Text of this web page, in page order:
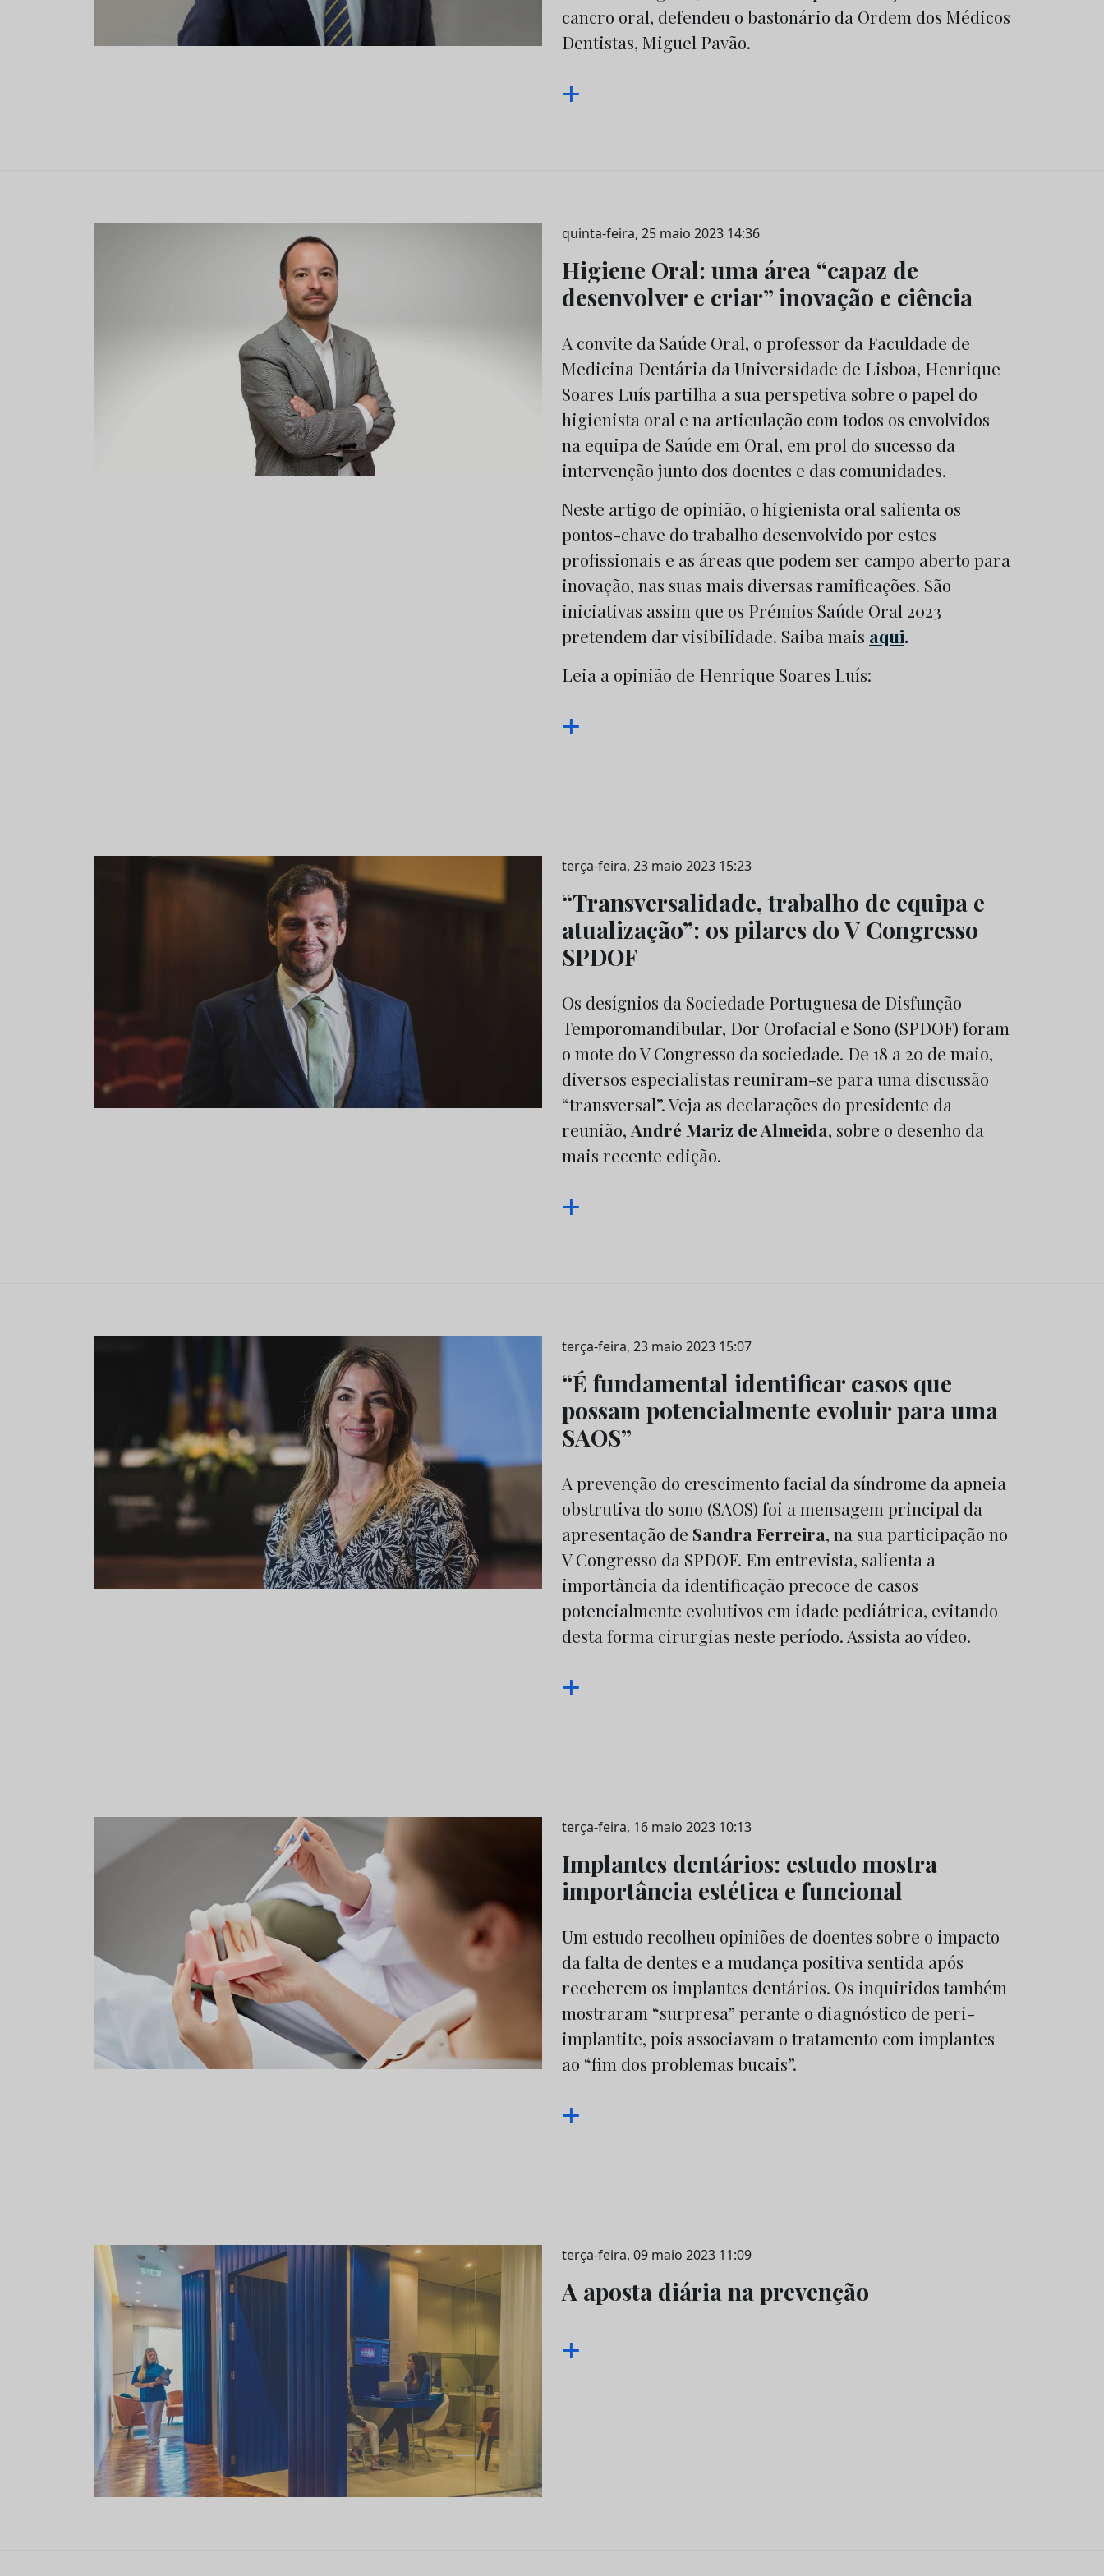
cancro oral, defendeu o bastonário da Ordem dos Médicos
Dentistas, Miguel Pavão.
+
quinta-feira, 25 maio 2023 14:36
Higiene Oral: uma área “capaz de
desenvolver e criar” inovação e ciência
A convite da Saúde Oral, o professor da Faculdade de
Medicina Dentária da Universidade de Lisboa, Henrique
Soares Luís partilha a sua perspetiva sobre o papel do
higienista oral e na articulação com todos os envolvidos
na equipa de Saúde em Oral, em prol do sucesso da
intervenção junto dos doentes e das comunidades.
Neste artigo de opinião, o higienista oral salienta os
pontos-chave do trabalho desenvolvido por estes
profissionais e as áreas que podem ser campo aberto para
inovação, nas suas mais diversas ramificações. São
iniciativas assim que os Prémios Saúde Oral 2023
pretendem dar visibilidade. Saiba mais aqui.
Leia a opinião de Henrique Soares Luís:
+
terça-feira, 23 maio 2023 15:23
“Transversalidade, trabalho de equipa e
atualização”: os pilares do V Congresso
SPDOF
Os desígnios da Sociedade Portuguesa de Disfunção
Temporomandibular, Dor Orofacial e Sono (SPDOF) foram
o mote do V Congresso da sociedade. De 18 a 20 de maio,
diversos especialistas reuniram-se para uma discussão
“transversal”. Veja as declarações do presidente da
reunião, André Mariz de Almeida, sobre o desenho da
mais recente edição.
+
terça-feira, 23 maio 2023 15:07
“É fundamental identificar casos que
possam potencialmente evoluir para uma
SAOS”
A prevenção do crescimento facial da síndrome da apneia
obstrutiva do sono (SAOS) foi a mensagem principal da
apresentação de Sandra Ferreira, na sua participação no
V Congresso da SPDOF. Em entrevista, salienta a
importância da identificação precoce de casos
potencialmente evolutivos em idade pediátrica, evitando
desta forma cirurgias neste período. Assista ao vídeo.
+
terça-feira, 16 maio 2023 10:13
Implantes dentários: estudo mostra
importância estética e funcional
Um estudo recolheu opiniões de doentes sobre o impacto
da falta de dentes e a mudança positiva sentida após
receberem os implantes dentários. Os inquiridos também
mostraram “surpresa” perante o diagnóstico de peri-
implantite, pois associavam o tratamento com implantes
ao “fim dos problemas bucais”.
+
terça-feira, 09 maio 2023 11:09
A aposta diária na prevenção
+